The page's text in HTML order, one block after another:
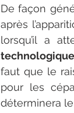
De façon
après
lorsqu’il a
technologique
faut que le
pour les
déterminera le